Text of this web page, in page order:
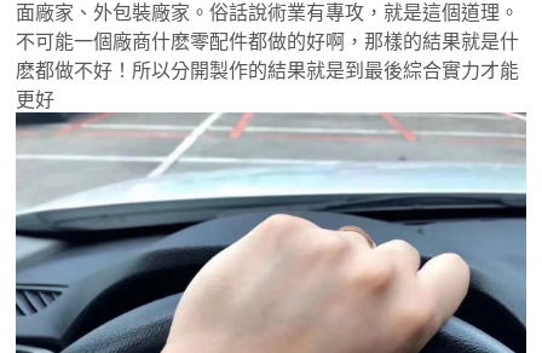
面廠家、外包裝廠家。俗話說術業有專攻，就是這個道理。
不可能一個廠商什麽零配件都做的好啊，那樣的結果就是什
麽都做不好！所以分開製作的結果就是到最後綜合實力才能
更好